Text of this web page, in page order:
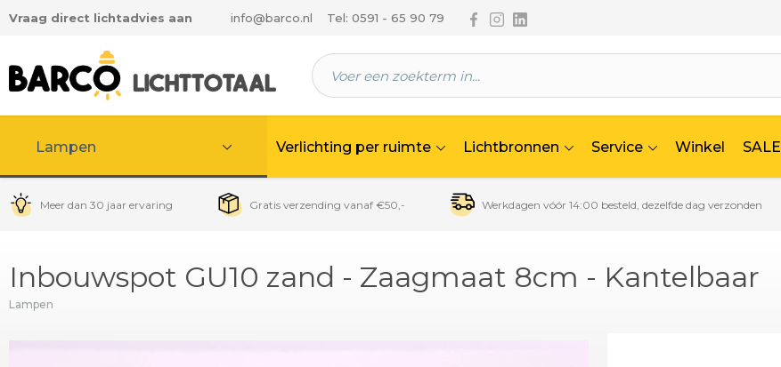
hoofdinhoud
Vraag direct lichtadvies aan info@barco.nl Tel: 0591 - 65 90 79 Volg ons via Facebook
Volg ons via Instagram
Volg ons via Linkedin
Lampen Verlichting per ruimte Lichtbronnen Service Winkel SALE
Meer dan 30 jaar ervaring Gratis verzending vanaf €50,- Werkdagen vóór 14:00 besteld, dezelfde dag verzonden
Inbouwspot GU10 zand - Zaagmaat 8cm - Kantelbaar
Lampen